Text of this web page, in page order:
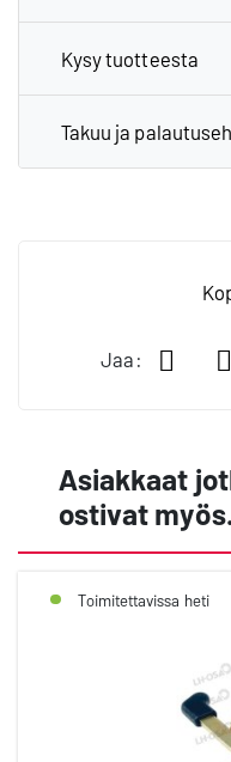
Kysy tuotteesta
Takuu ja
Jaa:
Asiakkaat
ostivat
Toimitettavissa heti